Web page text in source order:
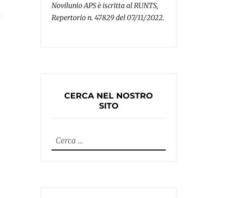
Novilunio APS è iscritta al RUNTS,
Repertorio n. 47829 del 07/11/2022.
CERCA NEL NOSTRO
SITO
Ricerca
per: